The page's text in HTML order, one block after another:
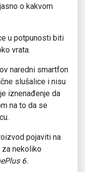
o kakvom
u potpunosti biti
vrata.
naredni smartfon
slušalice i nisu
iznenađenje da
na to da se
pojaviti na
nekoliko
6.